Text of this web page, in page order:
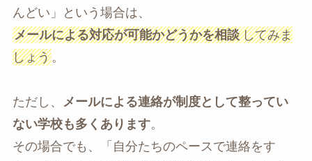
んどい」という場合は、
メールによる対応が可能かどうかを相談 してみま
しょう。
ただし、 メールによる連絡が制度として整ってい
ない学校も多くあります。
その場合でも、「自分たちのペースで連絡をす